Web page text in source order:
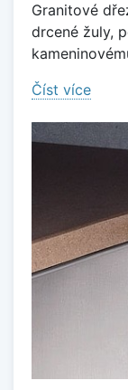
Granitové
drcené žuly,
Číst více